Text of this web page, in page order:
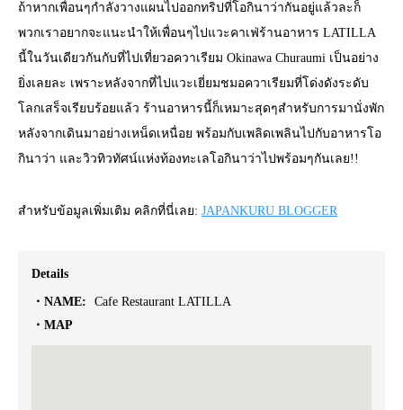
ถ้าหากเพื่อนๆกำลังวางแผนไปออกทริปที่โอกินาว่ากันอยู่แล้วละก็
พวกเราอยากจะแนะนำให้เพื่อนๆไปแวะคาเฟ่ร้านอาหาร LATILLA
นี้ในวันเดียวกันกับที่ไปเที่ยวอควาเรียม Okinawa Churaumi เป็นอย่าง
ยิ่งเลยละ เพราะหลังจากที่ไปแวะเยี่ยมชมอควาเรียมที่โด่งดังระดับ
โลกเสร็จเรียบร้อยแล้ว ร้านอาหารนี้ก็เหมาะสุดๆสำหรับการมานั่งพัก
หลังจากเดินมาอย่างเหน็ดเหนื่อย พร้อมกับเพลิดเพลินไปกับอาหารโอ
กินาว่า และวิวทิวทัศน์แห่งท้องทะเลโอกินาว่าไปพร้อมๆกันเลย!!
สำหรับข้อมูลเพิ่มเติม คลิกที่นี่เลย: JAPANKURU BLOGGER
Details
NAME:
Cafe Restaurant LATILLA
MAP